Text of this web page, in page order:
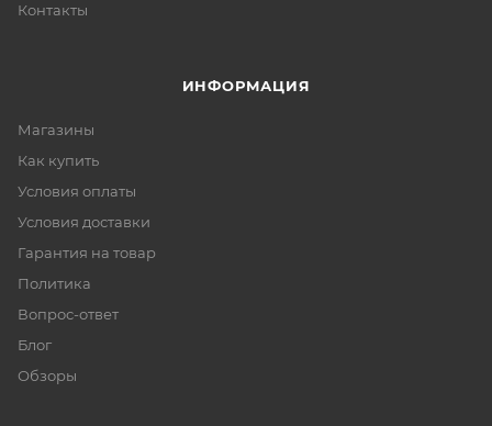
Контакты
ИНФОРМАЦИЯ
Магазины
Как купить
Условия оплаты
Условия доставки
Гарантия на товар
Политика
Вопрос-ответ
Блог
Обзоры